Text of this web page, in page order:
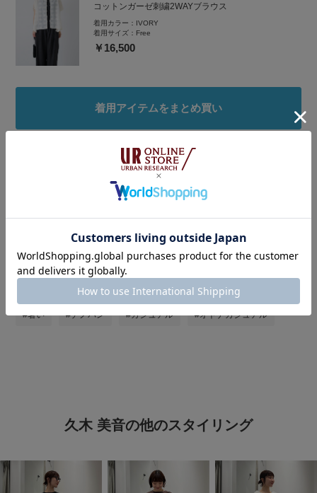
コットンガーゼ刺繍2WAYブラウス
着用カラー： IVORY
着用サイズ： Free
￥16,500
着用アイテムをまとめ買い
タグ
#かぐれ #大人カジュアルコーデ #骨格ウェーブ
#暑い #チノパン #カジュアル #オトナカジュアル
久木 美音の他のスタイリング